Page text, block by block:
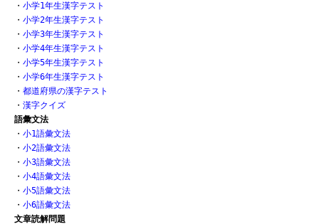
・ 小学1年生漢字テスト
・ 小学2年生漢字テスト
・ 小学3年生漢字テスト
・ 小学4年生漢字テスト
・ 小学5年生漢字テスト
・ 小学6年生漢字テスト
・ 都道府県の漢字テスト
・ 漢字クイズ
語彙文法
・ 小1語彙文法
・ 小2語彙文法
・ 小3語彙文法
・ 小4語彙文法
・ 小5語彙文法
・ 小6語彙文法
文章読解問題